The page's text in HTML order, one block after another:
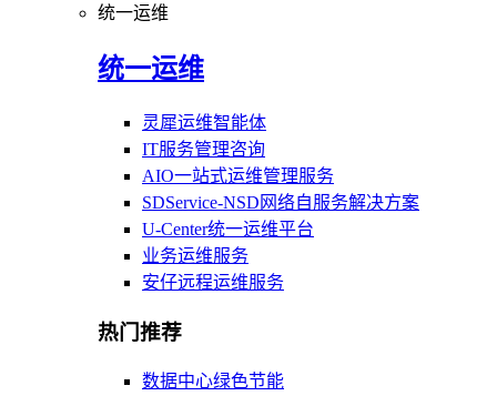
统一运维
统一运维
灵犀运维智能体
IT服务管理咨询
AIO一站式运维管理服务
SDService-NSD网络自服务解决方案
U-Center统一运维平台
业务运维服务
安仔远程运维服务
热门推荐
数据中心绿色节能